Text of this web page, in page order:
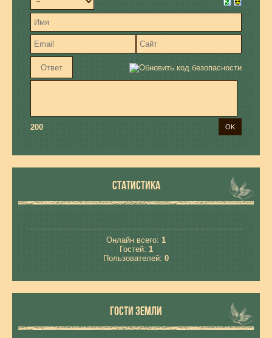
200
СТАТИСТИКА
Онлайн всего: 1
Гостей: 1
Пользователей: 0
ГОСТИ ЗЕМЛИ